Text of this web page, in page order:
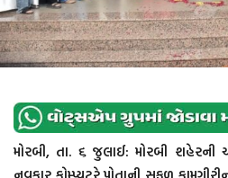
મોરબી, તા. ૬ જુલાઈ: મોરબી શહેરની